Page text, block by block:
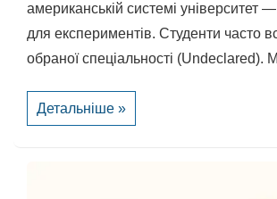
американській системі університет
для експериментів. Студенти часто
обраної спеціальності (Undeclared).
Освітня
барикада:
ЄС
Детальніше »